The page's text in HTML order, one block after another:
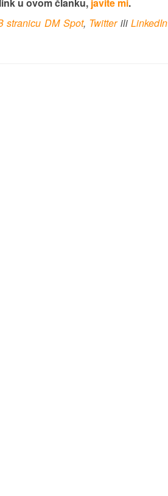
stranicu DM Spot, TwitteriliLinkedIn